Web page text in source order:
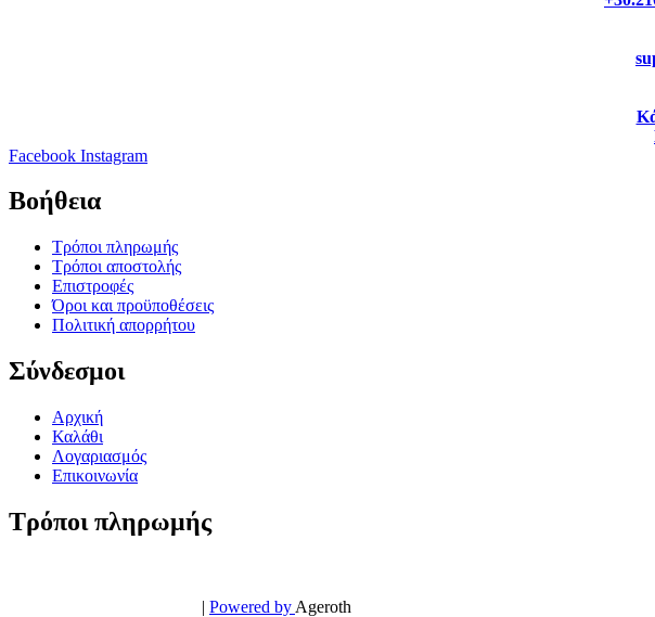
Facebook Instagram
Βοήθεια
Τρόποι πληρωμής
Τρόποι αποστολής
Επιστροφές
Όροι και προϋποθέσεις
Πολιτική απορρήτου
Σύνδεσμοι
Αρχική
Καλάθι
Λογαριασμός
Επικοινωνία
Τρόποι πληρωμής
| Powered by Ageroth